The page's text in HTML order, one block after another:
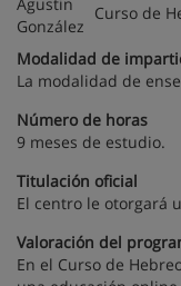
Curso de
Modalidad de
La modalidad de
Número de horas
9 meses de estudio.
Titulación oficial
El centro le otorgará
Valoración del
En el Curso de